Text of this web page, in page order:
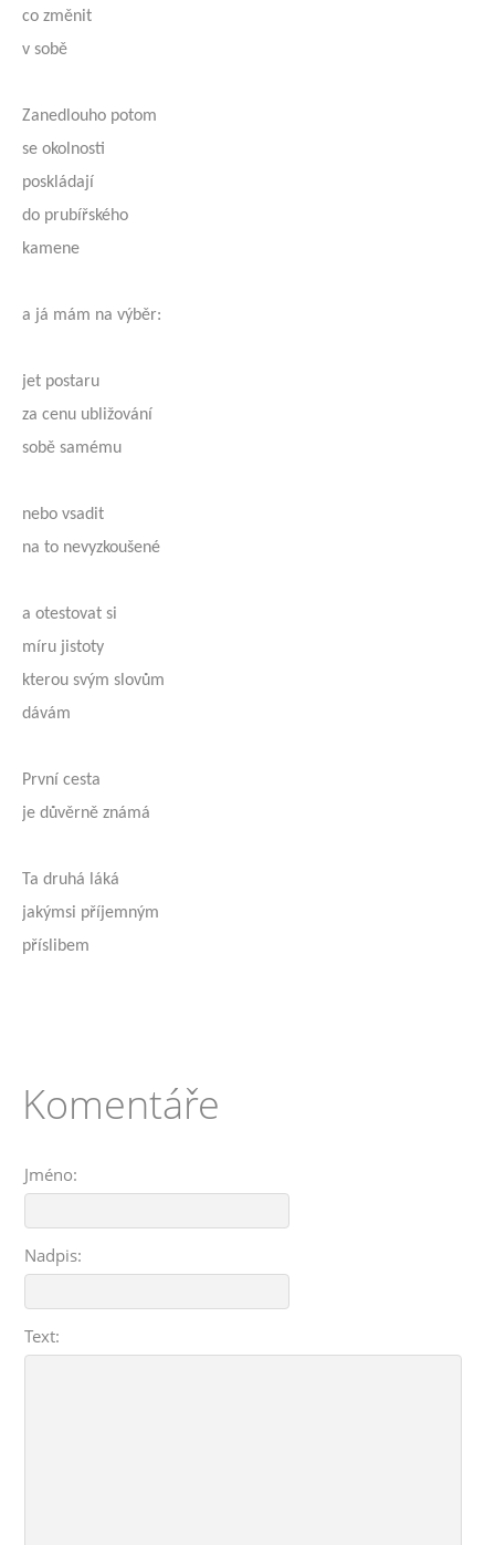
co změnit
v sobě
Zanedlouho potom
se okolnosti
poskládají
do prubířského
kamene
a já mám na výběr:
jet postaru
za cenu ubližování
sobě samému
nebo vsadit
na to nevyzkoušené
a otestovat si
míru jistoty
kterou svým slovům
dávám
První cesta
je důvěrně známá
Ta druhá láká
jakýmsi příjemným
příslibem
Komentáře
Jméno:
Nadpis:
Text: